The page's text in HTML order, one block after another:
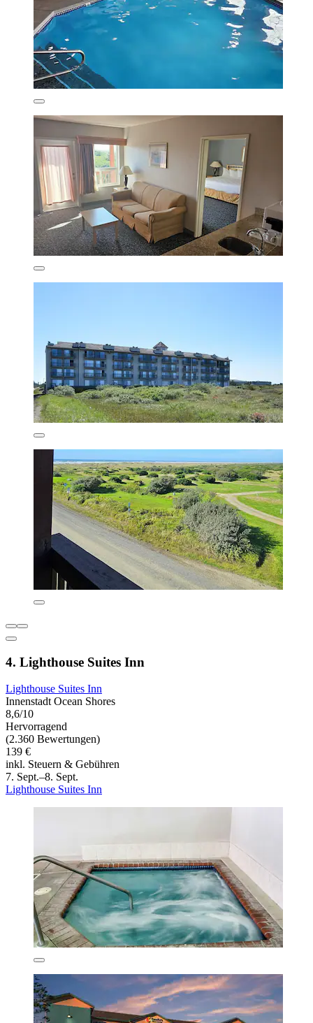
4. Lighthouse Suites Inn
Lighthouse Suites Inn
Innenstadt Ocean Shores
8,6/10
Hervorragend
(2.360 Bewertungen)
139 €
inkl. Steuern & Gebühren
7. Sept.–8. Sept.
Lighthouse Suites Inn